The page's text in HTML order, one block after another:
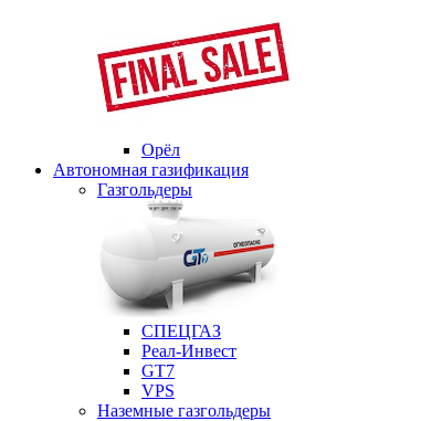
Орёл
Автономная газификация
Газгольдеры
СПЕЦГАЗ
Реал-Инвест
GT7
VPS
Наземные газгольдеры